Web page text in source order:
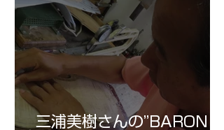
三浦美樹さんの”BARON・